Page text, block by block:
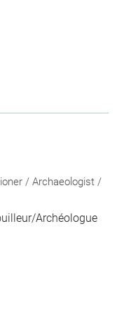
/ Archaeologist /
Archéologue